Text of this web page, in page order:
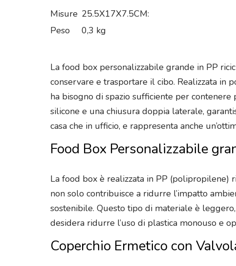
Misure 25.5X17X7.5CM:
Peso
0,3 kg
La food box personalizzabile grande in PP
conservare e trasportare il cibo. Realizzata in
ha bisogno di spazio sufficiente per
silicone e una chiusura doppia laterale,
casa che in ufficio, e rappresenta anche
Food Box Personalizzabile
La food box è realizzata in PP (polipropilene)
non solo contribuisce a ridurre l’impatto
sostenibile. Questo tipo di materiale è
desidera ridurre l’uso di plastica monouso e
Coperchio Ermetico con